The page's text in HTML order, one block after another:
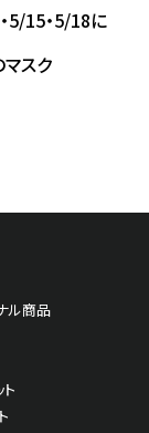
5/15・5/18に
スク
ル商品